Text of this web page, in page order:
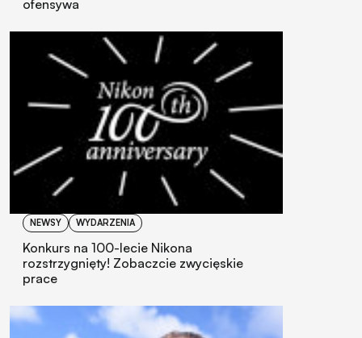
ofensywa
NEWSY WYDARZENIA
Konkurs na 100-lecie Nikona
rozstrzygnięty! Zobaczcie zwycięskie
prace